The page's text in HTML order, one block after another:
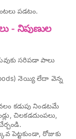
పడటం.
- నిపుణుల
సరిపడా పాలు
నెయ్యి లేదా వెన్న
కడుపు నిండటమే
చిలకడదుంపలు,
పెట్టకుండా, రోజుకు